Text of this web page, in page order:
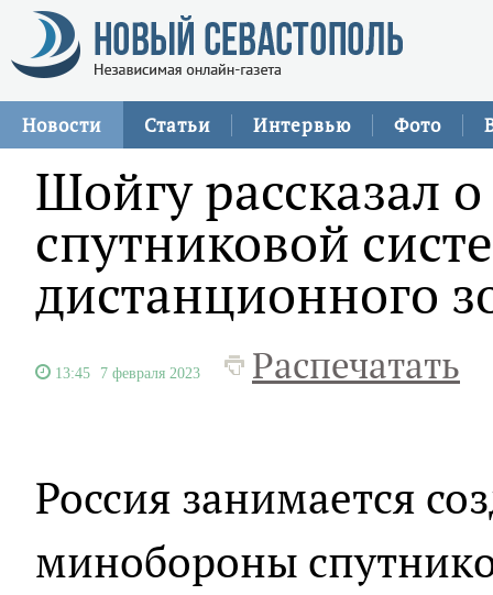
Новости Статьи Интервью Фото
Шойгу рассказал
спутниковой
дистанционного
13:45 7 февраля 2023 Распечатать
Россия занимается
минобороны